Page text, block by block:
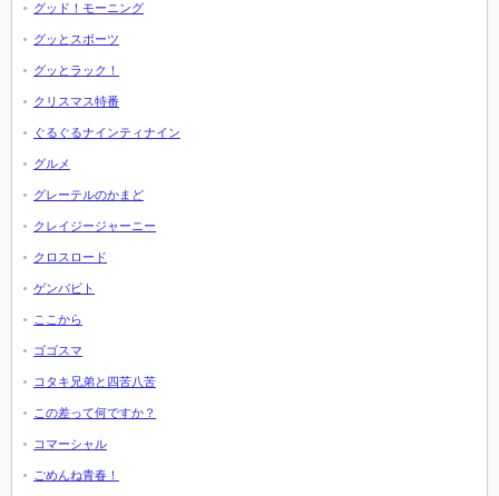
グッド！モーニング
グッとスポーツ
グッとラック！
クリスマス特番
ぐるぐるナインティナイン
グルメ
グレーテルのかまど
クレイジージャーニー
クロスロード
ゲンバビト
ここから
ゴゴスマ
コタキ兄弟と四苦八苦
この差って何ですか？
コマーシャル
ごめんね青春！